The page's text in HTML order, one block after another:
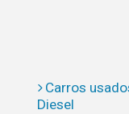
Carros
Diesel